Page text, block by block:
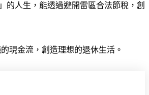
的人生，能透過避開雷區合法節稅，創
現金流，創造理想的退休生活。